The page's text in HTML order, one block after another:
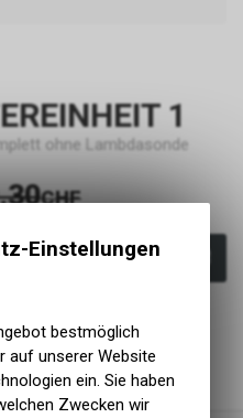
1
ohne Lambdasonde
CHF
Warenkorb
Einstellungen
bestmöglich
auf unserer Website
ein. Sie haben
Zwecken wir